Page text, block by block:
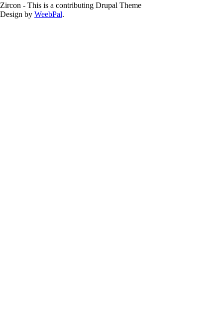
Zircon - This is a contributing Drupal Theme
Design by WeebPal.